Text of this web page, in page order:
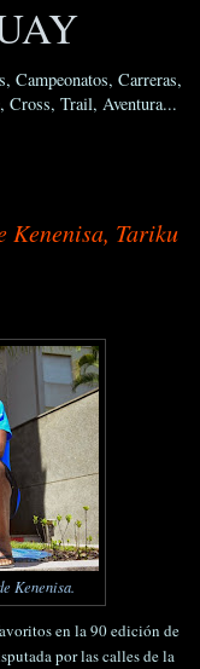
Campeonatos, Carreras,
Cross, Trail, Aventura...
Kenenisa, Tariku
Kenenisa.
en la 90 edición de
por las calles de la